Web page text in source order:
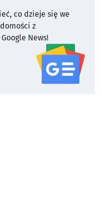
co dzieje się we
z
News!
serwisu